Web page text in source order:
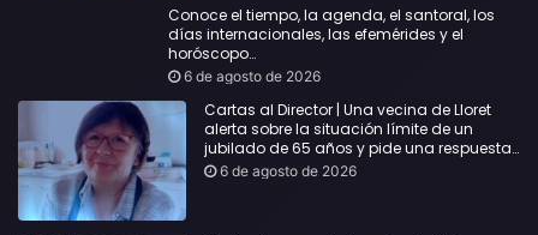
Conoce el tiempo, la agenda, el santoral, los
días internacionales, las efemérides y el
horóscopo…
6 de agosto de 2026
Cartas al Director | Una vecina de Lloret
alerta sobre la situación límite de un
jubilado de 65 años y pide una respuesta
urgente
6 de agosto de 2026